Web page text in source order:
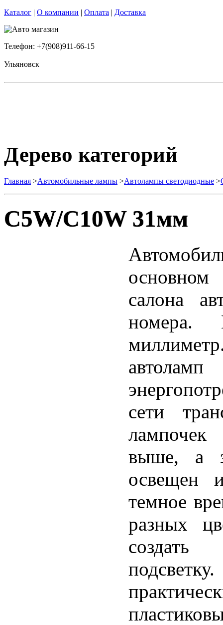
Каталог | О компании | Оплата | Доставка
Телефон: +7(908)911-66-15
Ульяновск
Дерево категорий
Главная >Автомобильные лампы >Автолампы светодиодные >
C5W/C10W 31мм
основном
салона
номера.
сети
лампочек
выше, а
освещен
темное
разных